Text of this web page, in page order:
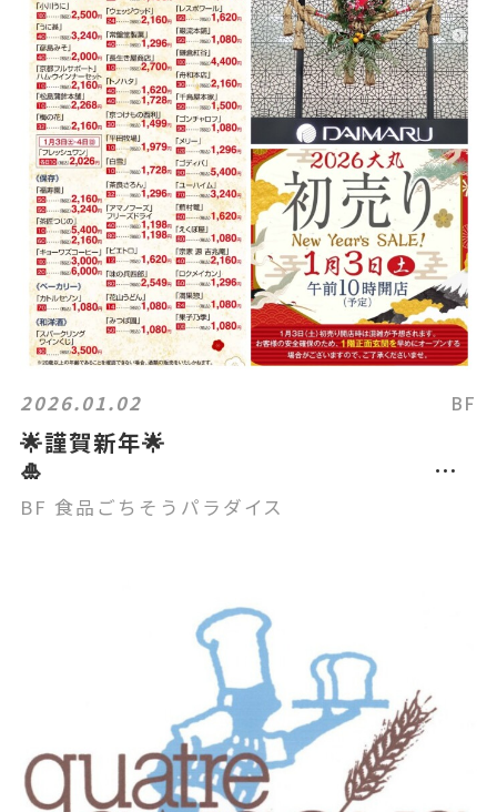
2026.01.02 BF
🌟謹賀新年🌟
🎍
【食品ごちそうパラダイス】初売り🌹
BF 食品ごちそうパラダイス